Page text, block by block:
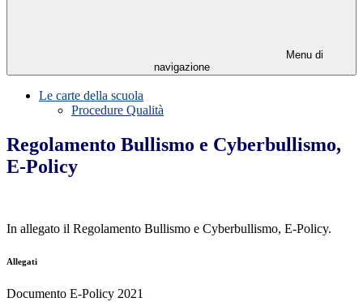
Menu di
navigazione
Le carte della scuola
Procedure Qualità
Regolamento Bullismo e Cyberbullismo,
E-Policy
In allegato il Regolamento Bullismo e Cyberbullismo, E-Policy.
Allegati
Documento E-Policy 2021